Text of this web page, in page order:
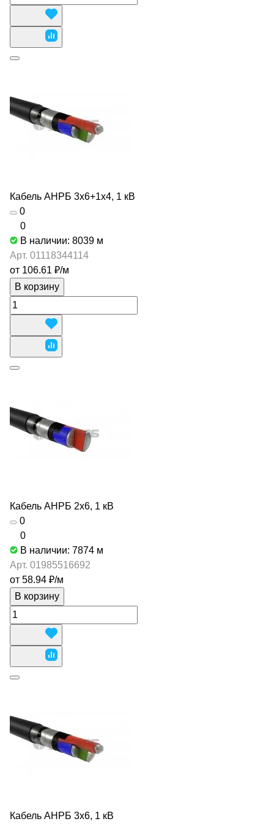
Кабель АНРБ 3х6+1х4, 1 кВ
0
0
В наличии: 8039 м
Арт. 01118344114
от 106.61 ₽/м
В корзину
Кабель АНРБ 2х6, 1 кВ
0
0
В наличии: 7874 м
Арт. 01985516692
от 58.94 ₽/м
В корзину
Кабель АНРБ 3х6, 1 кВ